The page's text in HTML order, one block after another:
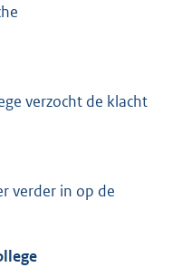
verzocht de klacht
verder in op de